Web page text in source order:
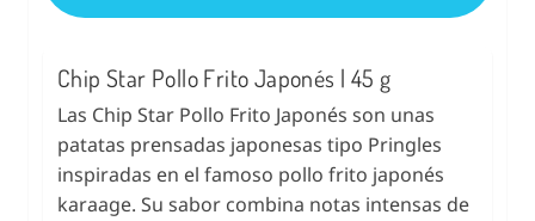
Chip Star Pollo Frito Japonés | 45 g
Las Chip Star Pollo Frito Japonés son unas
patatas prensadas japonesas tipo Pringles
inspiradas en el famoso pollo frito japonés
karaage. Su sabor combina notas intensas de